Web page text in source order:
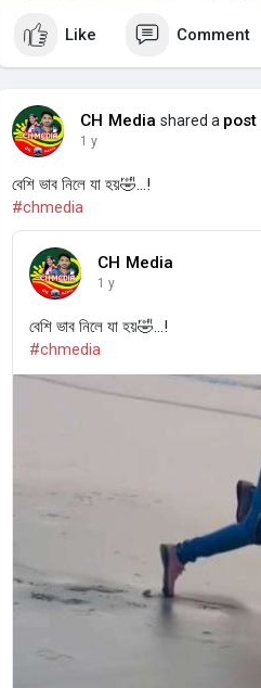
Like Comment
CH Media shared a post
1 y
বেশি ভাব নিলে যা হয়🤣...!
#chmedia
CH Media
1 y
বেশি ভাব নিলে যা হয়🤣...!
#chmedia